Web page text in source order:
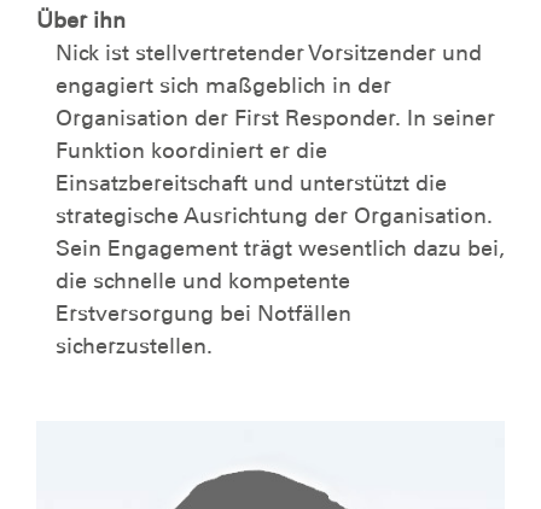
Über ihn
Nick ist stellvertretender Vorsitzender und
engagiert sich maßgeblich in der
Organisation der First Responder. In seiner
Funktion koordiniert er die
Einsatzbereitschaft und unterstützt die
strategische Ausrichtung der Organisation.
Sein Engagement trägt wesentlich dazu bei,
die schnelle und kompetente
Erstversorgung bei Notfällen
sicherzustellen.